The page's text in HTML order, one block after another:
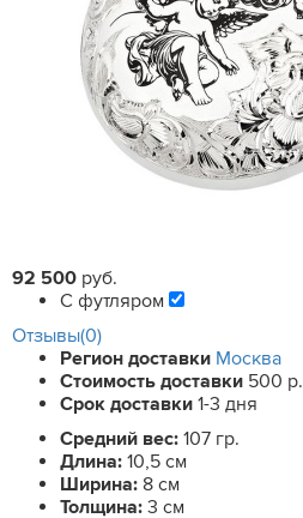
92 500 руб.
С футляром
Отзывы(0)
Регион доставки Москва
Стоимость доставки 500 р.
Срок доставки 1-3 дня
Средний вес: 107 гр.
Длина: 10,5 см
Ширина: 8 см
Толщина: 3 см